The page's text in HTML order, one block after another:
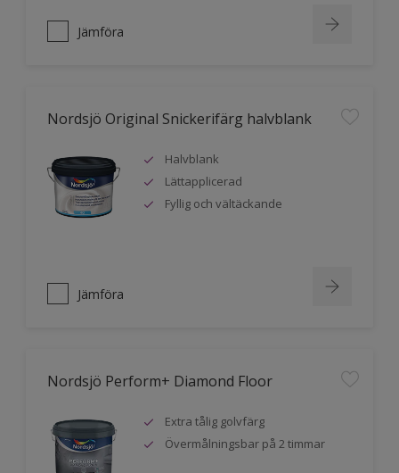
Jämföra
Nordsjö Original Snickerifärg halvblank
Halvblank
Lättapplicerad
Fyllig och vältäckande
Jämföra
Nordsjö Perform+ Diamond Floor
Extra tålig golvfärg
Övermålningsbar på 2 timmar